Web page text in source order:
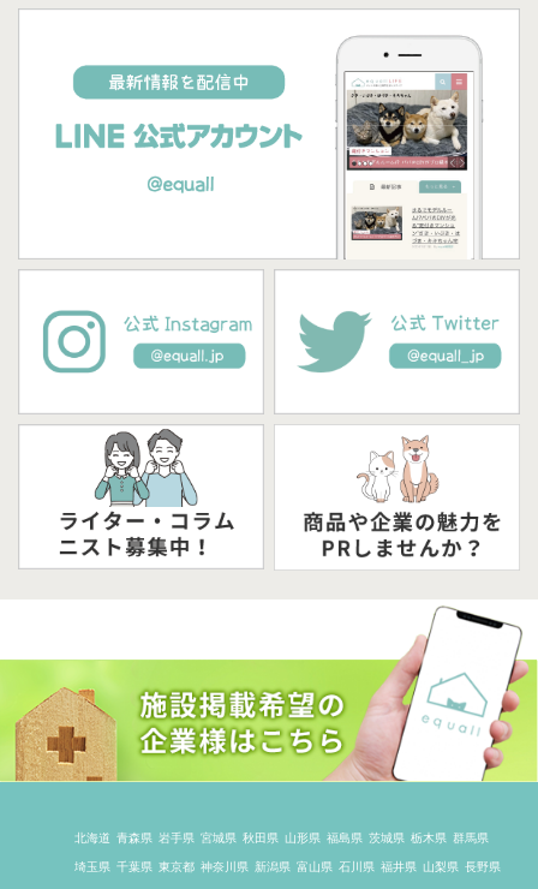
北海道 青森県 岩手県 宮城県 秋田県 山形県 福島県 茨城県 栃木県 群馬県
埼玉県 千葉県 東京都 神奈川県 新潟県 富山県 石川県 福井県 山梨県 長野県